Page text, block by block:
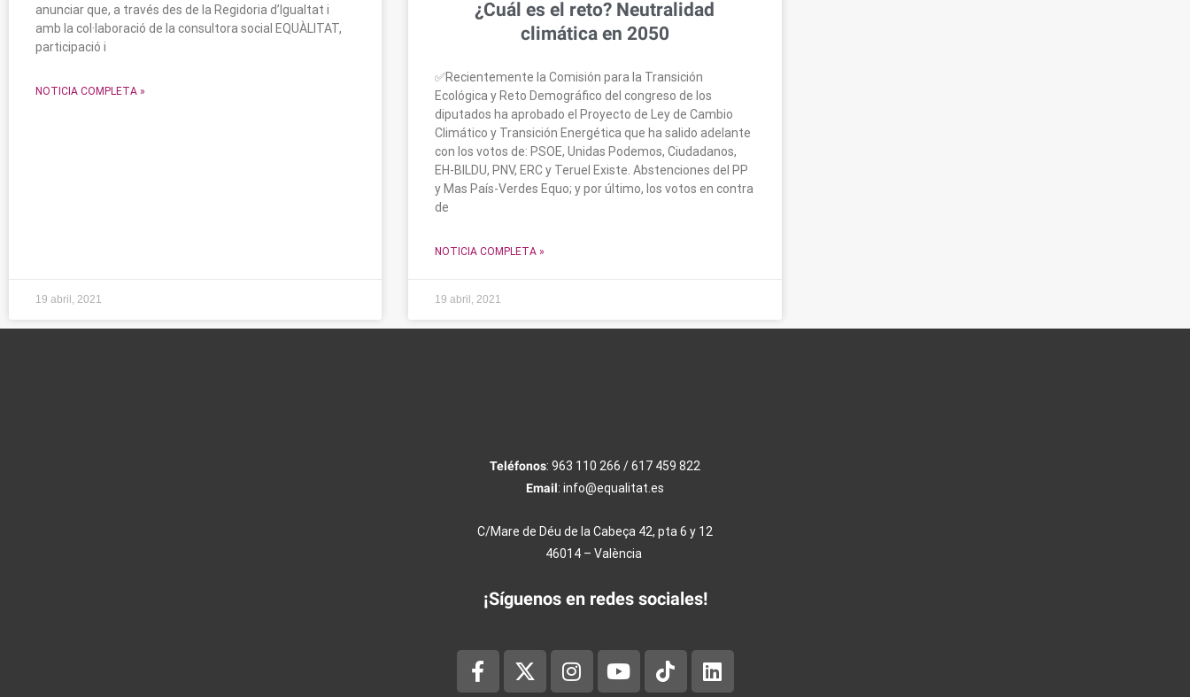
anunciar que, a través des de la Regidoria d’Igualtat i
amb la col·laboració de la consultora social EQUÀLITAT,
participació i
NOTICIA COMPLETA »
19 abril, 2021
¿Cuál es el reto? Neutralidad
climática en 2050
✅Recientemente la Comisión para la Transición
Ecológica y Reto Demográfico del congreso de los
diputados ha aprobado el Proyecto de Ley de Cambio
Climático y Transición Energética que ha salido adelante
con los votos de: PSOE, Unidas Podemos, Ciudadanos,
EH-BILDU, PNV, ERC y Teruel Existe. Abstenciones del PP
y Mas País-Verdes Equo; y por último, los votos en contra
de
NOTICIA COMPLETA »
19 abril, 2021
Teléfonos: 963 110 266 / 617 459 822
Email: info@equalitat.es
C/Mare de Déu de la Cabeça 42, pta 6 y 12
46014 – València
¡Síguenos en redes sociales!